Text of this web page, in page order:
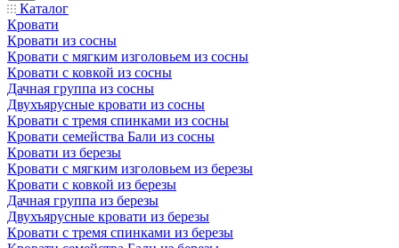
Каталог
Кровати
Кровати из сосны
Кровати с мягким изголовьем из сосны
Кровати с ковкой из сосны
Дачная группа из сосны
Двухъярусные кровати из сосны
Кровати с тремя спинками из сосны
Кровати семейства Бали из сосны
Кровати из березы
Кровати с мягким изголовьем из березы
Кровати с ковкой из березы
Дачная группа из березы
Двухъярусные кровати из березы
Кровати с тремя спинками из березы